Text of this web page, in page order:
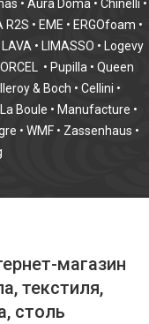
• Aura Doma • Chinelli •
R2S • EME • ERGOfoam •
LAVA • LIMASSO • Logevy
• Pupilla • Queen
& Boch • Cellini •
La Boule • Manufacture •
• WMF • Zassenhaus •
магазин
текстиля,
столь